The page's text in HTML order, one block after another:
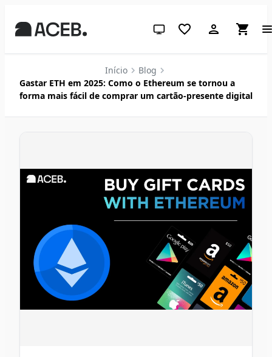
Tema do sistema (clique para
Início
Blog
Gastar ETH em 2025: Como o Ethereum se tornou a
forma mais fácil de comprar um cartão-presente digital